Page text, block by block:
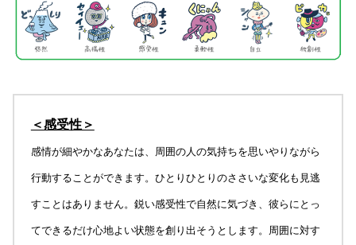
＜感受性＞
感情が細やかなあなたは、周囲の人の気持ちを思いやりながら
行動することができます。ひとりひとりのささいな変化も見逃
すことはありません。鋭い感受性で自然に気づき、彼らにとっ
てできるだけ心地よい状態を創り出そうとします。周囲に対す